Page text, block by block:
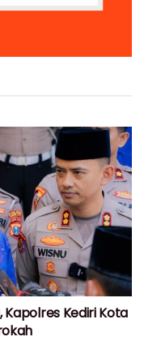
Kediri Kota